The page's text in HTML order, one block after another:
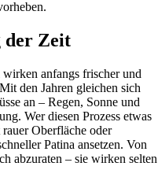
der Zeit
anfangs frischer und
den Jahren gleichen sich
an – Regen, Sonne und
Wer diesen Prozess etwas
Oberfläche oder
Patina ansetzen. Von
abzuraten – sie wirken selten